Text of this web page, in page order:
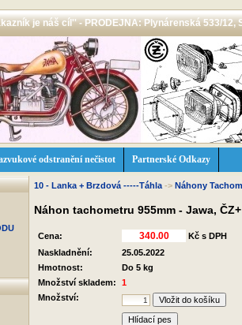
je náš cíl'' - PRODEJNA: Plynárenská 533/12,
odstranění nečistot Partnerské Odkazy
10 - Lanka + Brzdová -----Táhla -> Náhony
Náhon tachometru 955mm - Jawa,
Cena:
Kč s DPH
Naskladnění:
25.05.2022
Hmotnost:
Do 5 kg
Množství skladem:
1
Množství:
Hlídací pes